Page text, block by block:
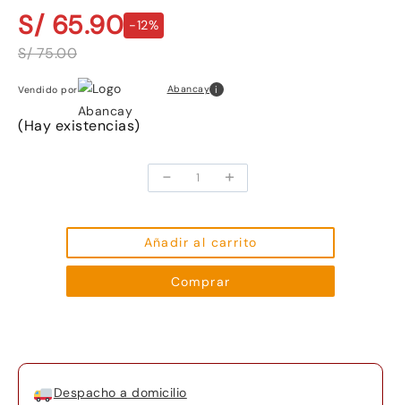
S/ 65.90 -12%
S/ 75.00
Vendido por Abancay i
(Hay existencias)
-
Bluetooth
2en1
Con
Luces
Rgb
+
Añadir al carrito
Comprar
Despacho a domicilio